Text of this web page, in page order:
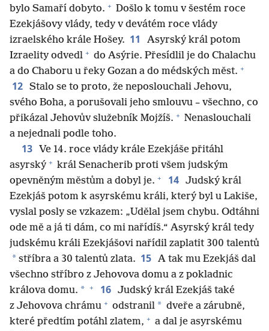
bylo Samaří dobyto. + Došlo k tomu v šestém roce
Ezekjášovy vlády, tedy v devátém roce vlády
izraelského krále Hošey. 11
Asyrský král potom
Izraelity odvedl + do Asýrie. Přesídlil je do Chalachu
a do Chaboru u řeky Gozan a do médských měst. +
12 Stalo se to proto, že neposlouchali Jehovu,
svého Boha, a porušovali jeho smlouvu – všechno, co
přikázal Jehovův služebník Mojžíš. + Nenaslouchali
a nejednali podle toho.
13
Ve 14. roce vlády krále Ezekjáše přitáhl
asyrský + král Senacherib proti všem judským
opevněným městům a dobyl je. + 14 Judský král
Ezekjáš potom k asyrskému králi, který byl u Lakiše,
vyslal posly se vzkazem: „Udělal jsem chybu. Odtáhni
ode mě a já ti dám, co mi nařídíš.“ Asyrský král tedy
judskému králi Ezekjášovi nařídil zaplatit 300 talentů
* stříbra a 30 talentů zlata. 15 A tak mu Ezekjáš dal
všechno stříbro z Jehovova domu a z pokladnic
králova domu. * + 16 Judský král Ezekjáš také
z Jehovova chrámu + odstranil * dveře a zárubně,
které předtím potáhl zlatem, + a dal je asyrskému